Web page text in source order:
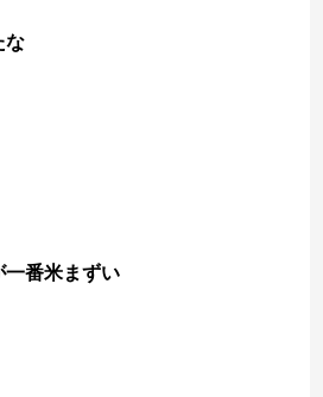
な
一番米まずい